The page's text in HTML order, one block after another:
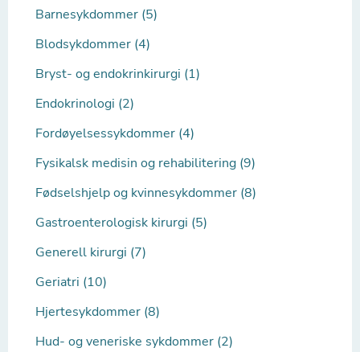
Barnesykdommer (5)
Blodsykdommer (4)
Bryst- og endokrinkirurgi (1)
Endokrinologi (2)
Fordøyelsessykdommer (4)
Fysikalsk medisin og rehabilitering (9)
Fødselshjelp og kvinnesykdommer (8)
Gastroenterologisk kirurgi (5)
Generell kirurgi (7)
Geriatri (10)
Hjertesykdommer (8)
Hud- og veneriske sykdommer (2)